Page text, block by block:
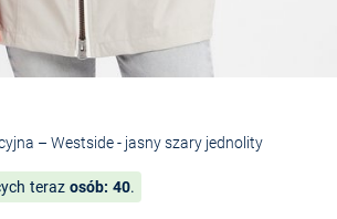
– Westside- jasny szary jednolity
teraz osób: 40.